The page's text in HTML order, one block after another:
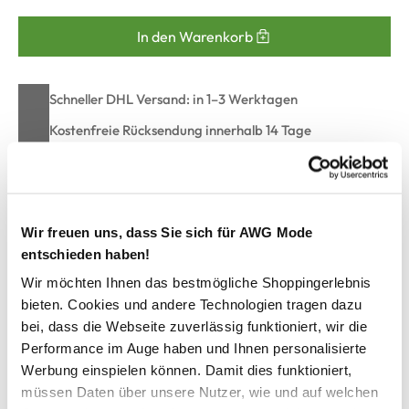
Wir freuen uns, dass Sie sich für AWG Mode
entschieden haben!
Wir möchten Ihnen das bestmögliche Shoppingerlebnis
bieten. Cookies und andere Technologien tragen dazu
bei, dass die Webseite zuverlässig funktioniert, wir die
Performance im Auge haben und Ihnen personalisierte
Werbung einspielen können. Damit dies funktioniert,
müssen Daten über unsere Nutzer, wie und auf welchen
In den Warenkorb
Schneller DHL Versand: in 1–3 Werktagen
Kostenfreie Rücksendung innerhalb 14 Tage
Kostenlose Filiallieferung in Ihre Wunschfiliale
Zur Wunschliste hinzufügen
Herren Freizeithemd mit langen, krempelbaren Ärmeln
lässiges Hemd von Jim Spencer
mit klassichem Kentkragen
Nackeninnenband in Denim